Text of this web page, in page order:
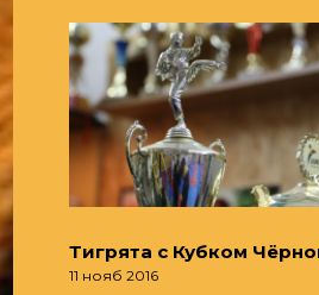
Тигрята с Кубком
11 нояб 2016